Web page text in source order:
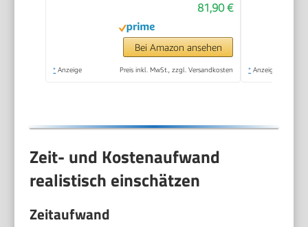
81,90 €
Bei Amazon ansehen
* Anzeige Preis inkl. MwSt., zzgl. Versandkosten * Anzeige
Zeit- und Kostenaufwand
realistisch einschätzen
Zeitaufwand